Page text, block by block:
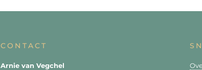
CONTACT
Arnie van Vegchel